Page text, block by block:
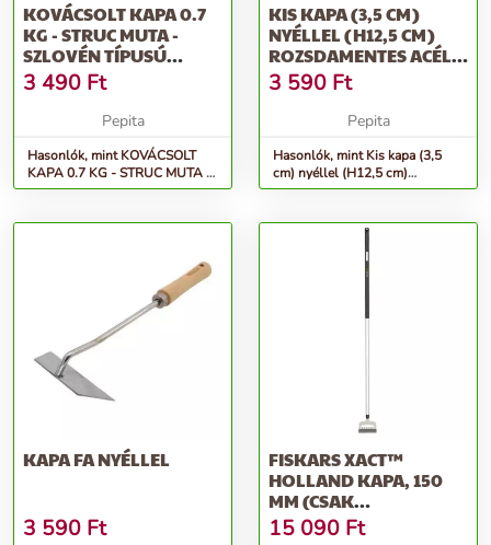
KOVÁCSOLT KAPA 0.7
KG - STRUC MUTA -
SZLOVÉN TÍPUSÚ
MEGERŐSÍTETT...
3 490 Ft
Pepita
Hasonlók, mint KOVÁCSOLT
KAPA 0.7 KG - STRUC MUTA -
Szlovén típusú megerősített...
KIS KAPA (3,5 CM)
NYÉLLEL (H12,5 CM)
ROZSDAMENTES ACÉL,
FSC FA NY...
3 590 Ft
Pepita
Hasonlók, mint Kis kapa (3,5
cm) nyéllel (H12,5 cm)
rozsdamentes acél, FSC fa ny...
KAPA FA NYÉLLEL
3 590 Ft
FISKARS XACT™
HOLLAND KAPA, 150
MM (CSAK
RENDELÉSRE)
15 090 Ft